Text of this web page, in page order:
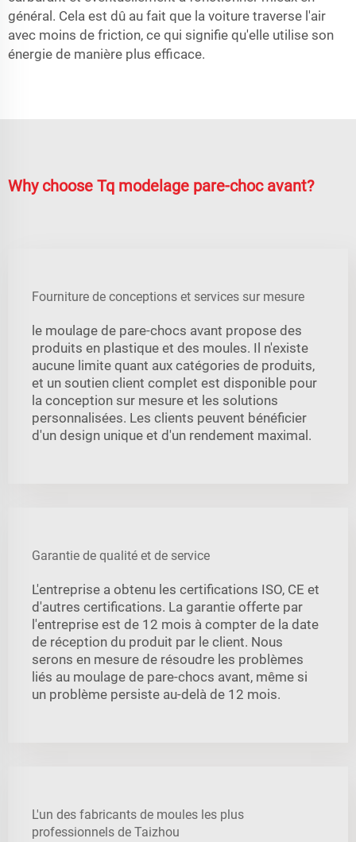
général. Cela est dû au fait que la voiture traverse l'air
avec moins de friction, ce qui signifie qu'elle utilise son
énergie de manière plus efficace.
Why choose Tq modelage pare-choc avant?
Fourniture de conceptions et services sur mesure
le moulage de pare-chocs avant propose des
produits en plastique et des moules. Il n'existe
aucune limite quant aux catégories de produits,
et un soutien client complet est disponible pour
la conception sur mesure et les solutions
personnalisées. Les clients peuvent bénéficier
d'un design unique et d'un rendement maximal.
Garantie de qualité et de service
L'entreprise a obtenu les certifications ISO, CE et
d'autres certifications. La garantie offerte par
l'entreprise est de 12 mois à compter de la date
de réception du produit par le client. Nous
serons en mesure de résoudre les problèmes
liés au moulage de pare-chocs avant, même si
un problème persiste au-delà de 12 mois.
L'un des fabricants de moules les plus
professionnels de Taizhou